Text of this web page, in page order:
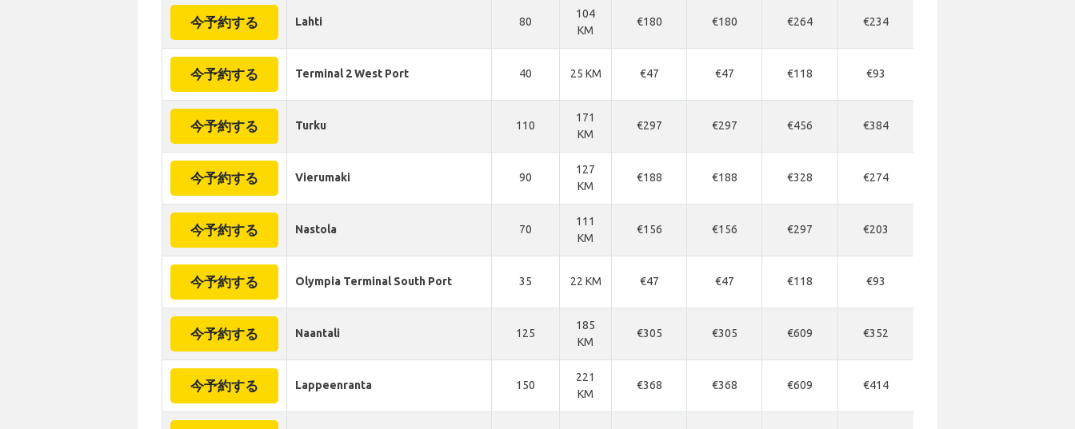
今予約する Lahti 80
104
KM
€180 €180 €264 €234
今予約する Terminal 2 West Port 40 25 KM €47 €47 €118 €93
今予約する Turku 110
171
KM
€297 €297 €456 €384
今予約する Vierumaki 90
127
KM
€188 €188 €328 €274
今予約する Nastola 70
111
KM
€156 €156 €297 €203
今予約する Olympia Terminal South Port 35 22 KM €47 €47 €118 €93
今予約する Naantali 125
185
KM
€305 €305 €609 €352
今予約する Lappeenranta 150
221
KM
€368 €368 €609 €414